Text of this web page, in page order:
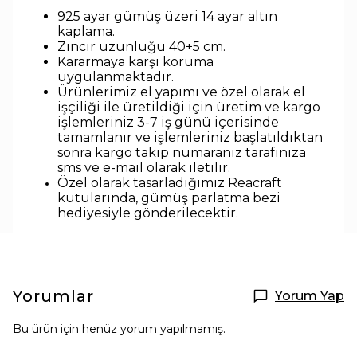
925 ayar gümüş üzeri 14 ayar altın
kaplama.
Zincir uzunluğu 40+5 cm.
Kararmaya karşı koruma
uygulanmaktadır.
Ürünlerimiz el yapımı ve özel olarak el
işçiliği ile üretildiği için üretim ve kargo
işlemleriniz 3-7 iş günü içerisinde
tamamlanır ve işlemleriniz başlatıldıktan
sonra kargo takip numaranız tarafınıza
sms ve e-mail olarak iletilir.
Özel olarak tasarladığımız Reacraft
kutularında, gümüş parlatma bezi
hediyesiyle gönderilecektir.
Yorumlar Yorum Yap
Bu ürün için henüz yorum yapılmamış.